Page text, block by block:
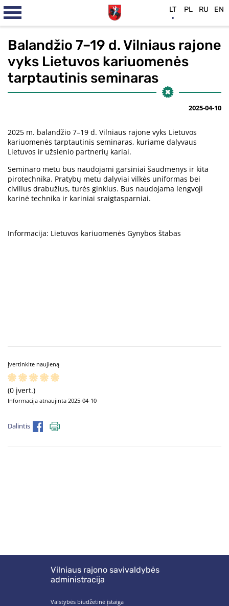
Balandžio 7–19 d. Vilniaus rajone
vyks Lietuvos kariuomenės
tarptautinis seminaras
2025-04-10
2025 m. balandžio 7–19 d. Vilniaus rajone vyks Lietuvos
kariuomenės tarptautinis seminaras, kuriame dalyvaus
Lietuvos ir užsienio partnerių kariai.
Seminaro metu bus naudojami garsiniai šaudmenys ir kita
pirotechnika. Pratybų metu dalyviai vilkės uniformas bei
civilius drabužius, turės ginklus. Bus naudojama lengvoji
karinė technika ir kariniai sraigtasparniai.
Informacija: Lietuvos kariuomenės Gynybos štabas
Įvertinkite naujieną
(0 įvert.)
Informacija atnaujinta 2025-04-10
Dalintis
Vilniaus rajono savivaldybės
administracija
Valstybės biudžetinė įstaiga
LT PL RU EN